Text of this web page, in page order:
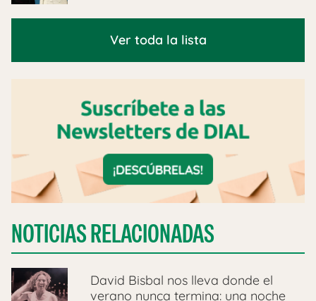
Ver toda la lista
NOTICIAS RELACIONADAS
David Bisbal nos lleva donde el
verano nunca termina: una noche